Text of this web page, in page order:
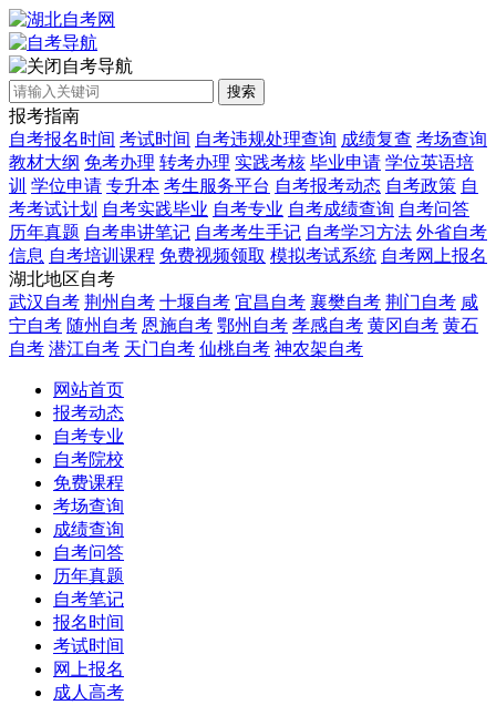
自考导航
搜索
报考指南
自考报名时间 考试时间 自考违规处理查询 成绩复查 考场查询
教材大纲 免考办理 转考办理 实践考核 毕业申请 学位英语培
训 学位申请 专升本 考生服务平台 自考报考动态 自考政策 自
考考试计划 自考实践毕业 自考专业 自考成绩查询 自考问答
历年真题 自考串讲笔记 自考考生手记 自考学习方法 外省自考
信息 自考培训课程 免费视频领取 模拟考试系统 自考网上报名
湖北地区自考
武汉自考 荆州自考 十堰自考 宜昌自考 襄樊自考 荆门自考 咸
宁自考 随州自考 恩施自考 鄂州自考 孝感自考 黄冈自考 黄石
自考 潜江自考 天门自考 仙桃自考 神农架自考
网站首页
报考动态
自考专业
自考院校
免费课程
考场查询
成绩查询
自考问答
历年真题
自考笔记
报名时间
考试时间
网上报名
成人高考